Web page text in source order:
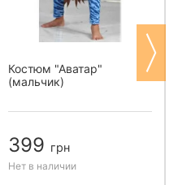
Костюм "Аватар"
(мальчик)
399 грн
Нет в наличии